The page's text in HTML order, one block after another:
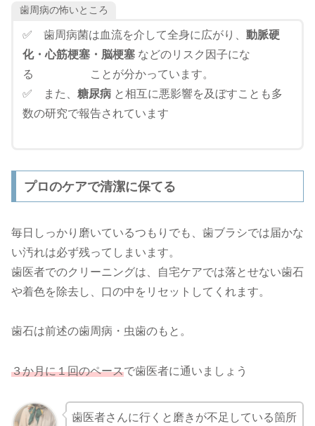
歯周病の怖いところ
✅ 歯周病菌は血流を介して全身に広がり、 動脈硬
化・心筋梗塞・脳梗塞などのリスク因子にな
る ことが分かっています。
✅ また、 糖尿病と相互に悪影響を及ぼすことも多
数の研究で報告されています
プロのケアで清潔に保てる
毎日しっかり磨いているつもりでも、歯ブラシでは届かな
い汚れは必ず残ってしまいます。
歯医者でのクリーニングは、自宅ケアでは落とせない歯石
や着色を除去し、口の中をリセットしてくれます。
歯石は前述の歯周病・虫歯のもと。
３か月に１回のペースで歯医者に通いましょう
歯医者さんに行くと磨きが不足している箇所